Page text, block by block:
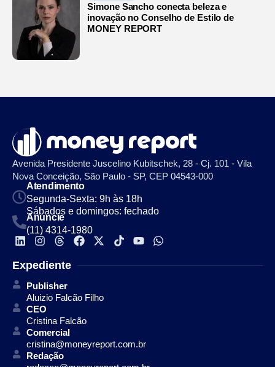
Simone Sancho conecta beleza e
inovação no Conselho de Estilo de
MONEY REPORT
Avenida Presidente Juscelino Kubitschek, 28 - Cj. 101 - Vila
Nova Conceição, São Paulo - SP, CEP 04543-000
Atendimento
Segunda-Sexta: 9h às 18h
Sábados e domingos: fechado
Anuncie
(11) 4314-1980
Expediente
Publisher
Aluizio Falcão Filho
CEO
Cristina Falcão
Comercial
cristina@moneyreport.com.br
Redação